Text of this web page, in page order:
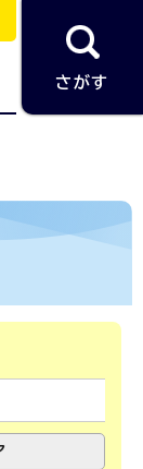
さがす